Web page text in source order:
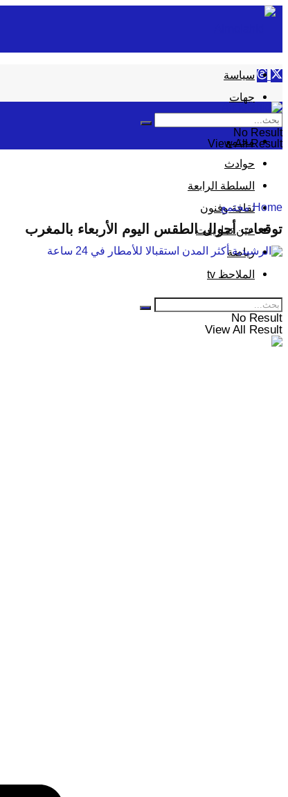
سياسة
جهات
مجتمع
حوادث
السلطة الرابعة
ثقافة وفنون
عين تمازيغت
رياضة
الملاحظ tv
No Result
View All Result
No Result
View All Result
Home مجتمع
توقعات أحوال الطقس اليوم الأربعاء بالمغرب